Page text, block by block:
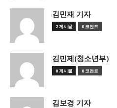
김민재 기자
2 게시물 0 코멘트
김민제(청소년부)
0 게시물 0 코멘트
김보경 기자